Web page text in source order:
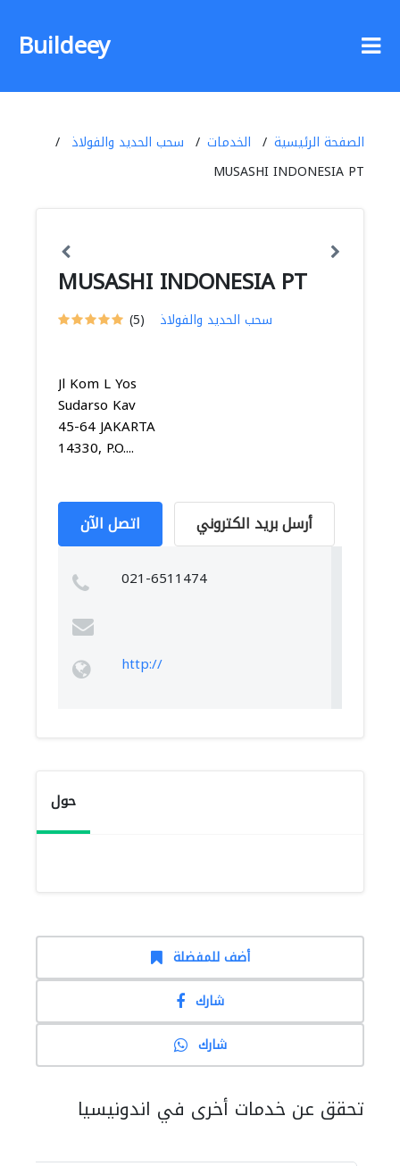
Buildeey
الصفحة الرئيسية الخدمات
سحب الحديد والفولاذ
MUSASHI INDONESIA PT
MUSASHI INDONESIA PT
(5) سحب الحديد والفولاذ
Jl Kom L Yos
Sudarso Kav
45-64 JAKARTA
14330, P.O....
اتصل الآن أرسل بريد الكتروني
021-6511474
http://
حول
أضف للمفضلة
شارك
شارك
تحقق عن خدمات أخرى في اندونيسيا